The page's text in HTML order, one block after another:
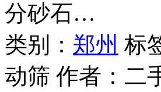
分砂石…
类别： 郑州 标
动筛 作者： 二